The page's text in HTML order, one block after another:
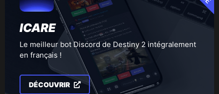
ICARE
Le meilleur bot Discord de Destiny 2 intégralement
en français !
DÉCOUVRIR